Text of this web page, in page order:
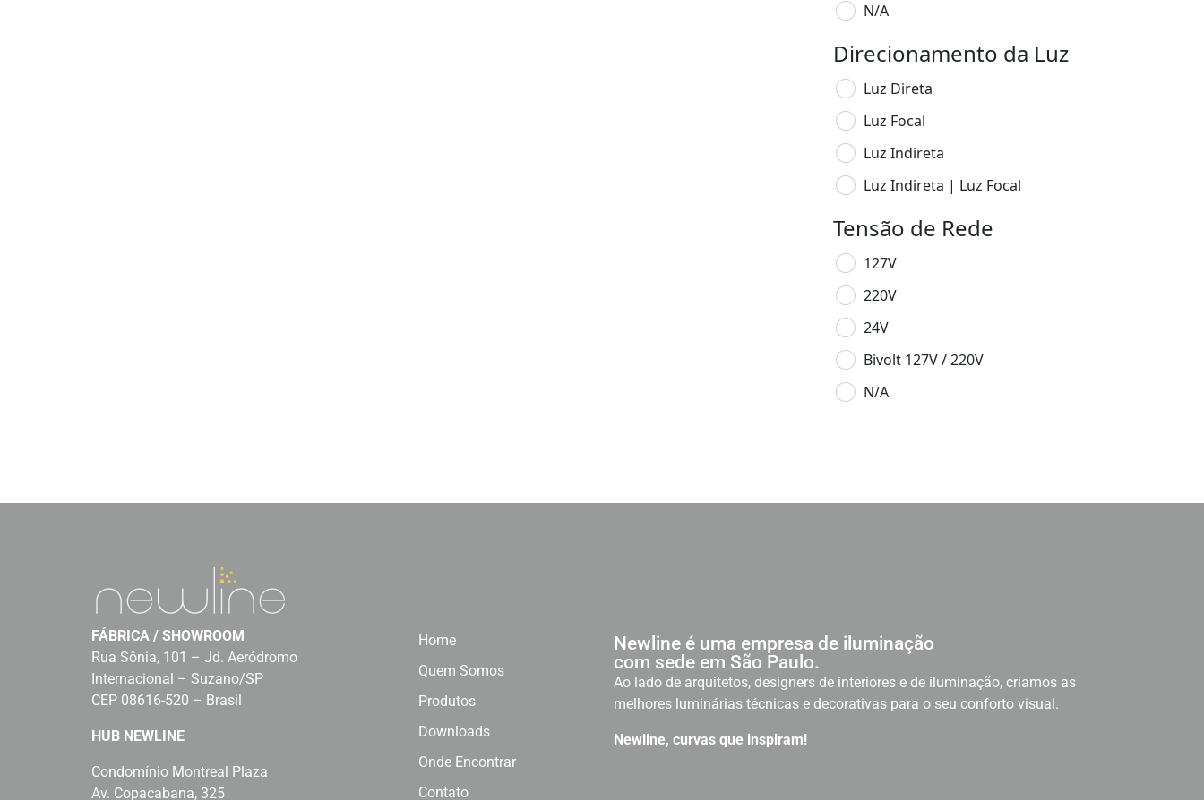
N/A
Direcionamento da Luz
Luz Direta
Luz Focal
Luz Indireta
Luz Indireta | Luz Focal
Tensão de Rede
127V
220V
24V
Bivolt 127V / 220V
N/A
FÁBRICA / SHOWROOM
Rua Sônia, 101 – Jd. Aeródromo
Internacional – Suzano/SP
CEP 08616-520 – Brasil
HUB NEWLINE
Condomínio Montreal Plaza
Av. Copacabana, 325
Home
Quem Somos
Produtos
Downloads
Onde Encontrar
Contato
Newline é uma empresa de iluminação
com sede em São Paulo.
Ao lado de arquitetos, designers de interiores e de iluminação, criamos as
melhores luminárias técnicas e decorativas para o seu conforto visual.
Newline, curvas que inspiram!